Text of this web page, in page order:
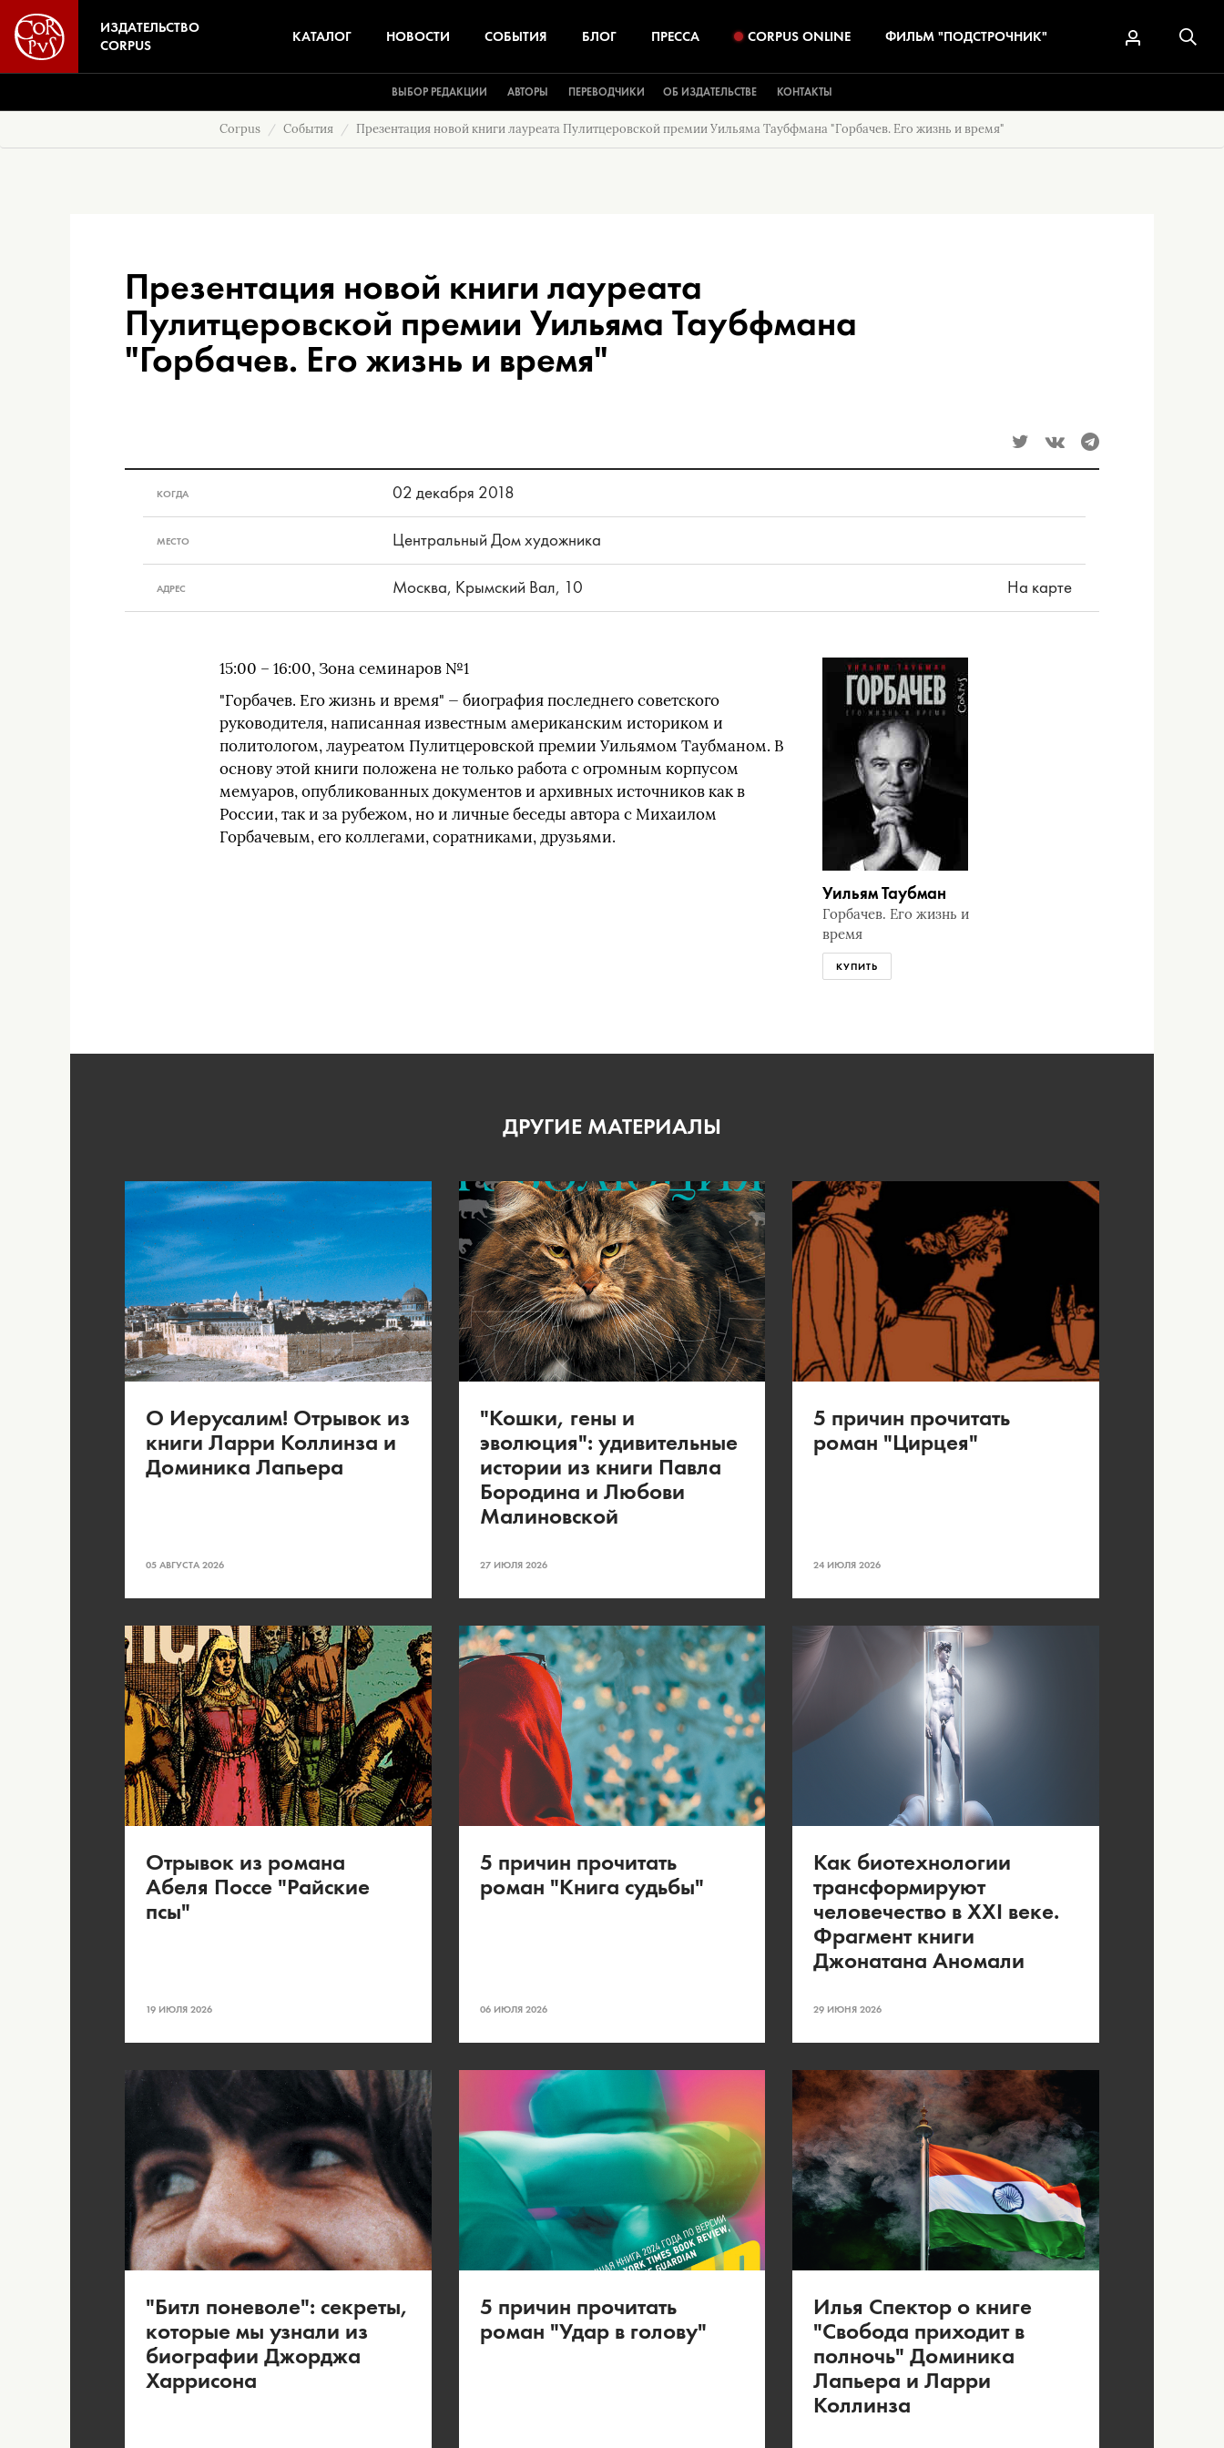
ИЗДАТЕЛЬСТВО
CORPUS
КАТАЛОГ НОВОСТИ СОБЫТИЯ БЛОГ ПРЕССА CORPUS ONLINE ФИЛЬМ "ПОДСТРОЧНИК"
ВЫБОР РЕДАКЦИИ АВТОРЫ ПЕРЕВОДЧИКИ ОБ ИЗДАТЕЛЬСТВЕ КОНТАКТЫ
Corpus События Презентация новой книги лауреата Пулитцеровской премии Уильяма Таубфмана "Горбачев. Его жизнь и время"
Презентация новой книги лауреата
Пулитцеровской премии Уильяма Таубфмана
"Горбачев. Его жизнь и время"
КОГДА 02 декабря 2018
МЕСТО Центральный Дом художника
АДРЕС Москва, Крымский Вал, 10 На карте
Уильям Таубман
Горбачев. Его жизнь и
время
КУПИТЬ
15:00 – 16:00, Зона семинаров №1
"Горбачев. Его жизнь и время" — биография последнего советского
руководителя, написанная известным американским историком и
политологом, лауреатом Пулитцеровской премии Уильямом Таубманом. В
основу этой книги положена не только работа с огромным корпусом
мемуаров, опубликованных документов и архивных источников как в
России, так и за рубежом, но и личные беседы автора с Михаилом
Горбачевым, его коллегами, соратниками, друзьями.
ДРУГИЕ МАТЕРИАЛЫ
О Иерусалим! Отрывок из
книги Ларри Коллинза и
Доминика Лапьера
05 АВГУСТА 2026
"Кошки, гены и
эволюция": удивительные
истории из книги Павла
Бородина и Любови
Малиновской
27 ИЮЛЯ 2026
5 причин прочитать
роман "Цирцея"
24 ИЮЛЯ 2026
Отрывок из романа
Абеля Поссе "Райские
псы"
19 ИЮЛЯ 2026
5 причин прочитать
роман "Книга судьбы"
06 ИЮЛЯ 2026
Как биотехнологии
трансформируют
человечество в XXI веке.
Фрагмент книги
Джонатана Аномали
29 ИЮНЯ 2026
"Битл поневоле": секреты,
которые мы узнали из
биографии Джорджа
Харрисона
5 причин прочитать
роман "Удар в голову"
Илья Спектор о книге
"Свобода приходит в
полночь" Доминика
Лапьера и Ларри
Коллинза